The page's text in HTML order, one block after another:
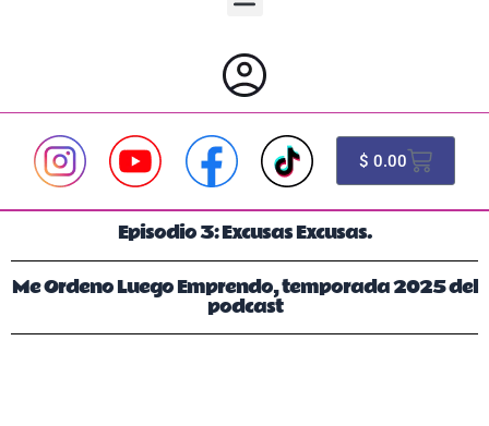
$ 0.00Cart
Episodio 3: Excusas Excusas.
Me Ordeno Luego Emprendo, temporada 2025 del
podcast